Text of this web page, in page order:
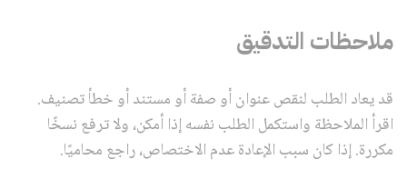
ملاحظات التدقيق
قد يعاد الطلب لنقص عنوان أو صفة أو مستند أو خطأ تصنيف.
اقرأ الملاحظة واستكمل الطلب نفسه إذا أمكن، ولا ترفع نسخًا
مكررة. إذا كان سبب الإعادة عدم الاختصاص، راجع محاميًا.